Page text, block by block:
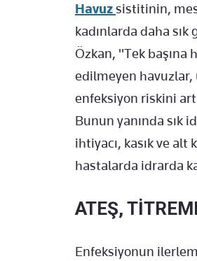
Havuzsistitinin,
kadınlarda daha
Özkan, "Tek başına
edilmeyen havuzlar,
enfeksiyon riskini
Bunun yanında sık
ihtiyacı, kasık ve alt
hastalarda idrarda
ATEŞ,
Enfeksiyonun